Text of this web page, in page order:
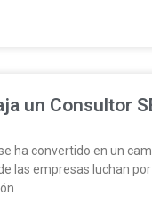
un Consultor
ha convertido en un
las empresas luchan